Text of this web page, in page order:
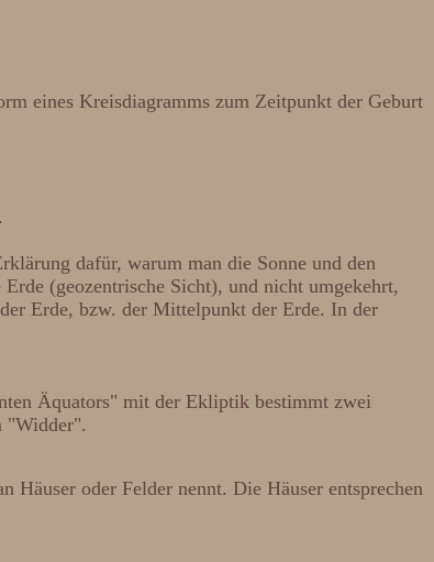
eines Kreisdiagramms zum Zeitpunkt der Geburt
dafür, warum man die Sonne und den
(geozentrische Sicht), und nicht umgekehrt,
Erde, bzw. der Mittelpunkt der Erde. In der
Äquators" mit der Ekliptik bestimmt zwei
"Widder".
Häuser oder Felder nennt. Die Häuser entsprechen